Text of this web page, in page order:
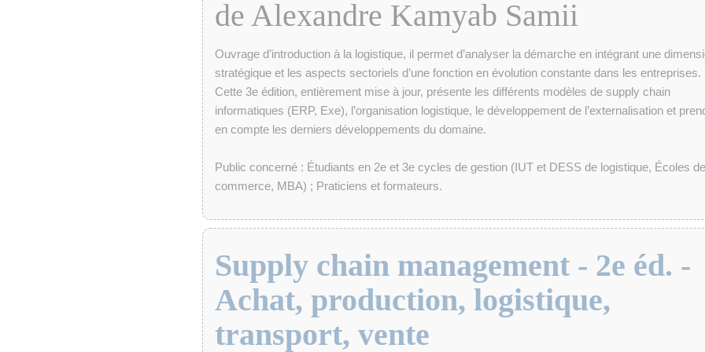
de Alexandre Kamyab Samii
Ouvrage d’introduction à la logistique, il permet d’analyser la démarche en intégrant une
stratégique et les aspects sectoriels d’une fonction en évolution constante dans les entreprises.
Cette 3e édition, entièrement mise à jour, présente les différents modèles de supply chain
informatiques (ERP, Exe), l’organisation logistique, le développement de l’externalisation et
en compte les derniers développements du domaine.
Public concerné : Étudiants en 2e et 3e cycles de gestion (IUT et DESS de logistique, Écoles de
commerce, MBA) ; Praticiens et formateurs.
Supply chain management - 2e éd. -
Achat, production, logistique,
transport, vente